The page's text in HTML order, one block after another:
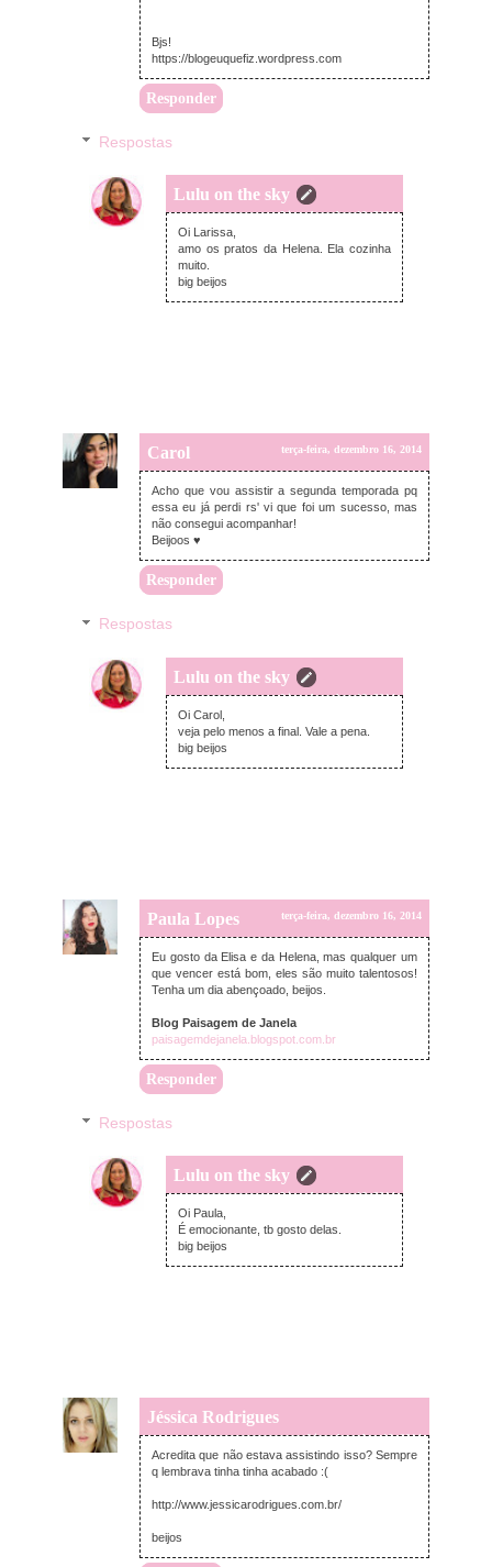
Bjs!
https://blogeuquefiz.wordpress.com
Responder
Respostas
Lulu on the sky
terça-feira, dezembro 16, 2014
Oi Larissa,
amo os pratos da Helena. Ela cozinha
muito.
big beijos
Carol terça-feira, dezembro 16, 2014
Acho que vou assistir a segunda temporada pq
essa eu já perdi rs' vi que foi um sucesso, mas
não consegui acompanhar!
Beijoos ♥
Responder
Respostas
Lulu on the sky
terça-feira, dezembro 16, 2014
Oi Carol,
veja pelo menos a final. Vale a pena.
big beijos
Paula Lopes terça-feira, dezembro 16, 2014
Eu gosto da Elisa e da Helena, mas qualquer um
que vencer está bom, eles são muito talentosos!
Tenha um dia abençoado, beijos.
Blog Paisagem de Janela
paisagemdejanela.blogspot.com.br
Responder
Respostas
Lulu on the sky
terça-feira, dezembro 16, 2014
Oi Paula,
É emocionante, tb gosto delas.
big beijos
Jéssica Rodrigues
terça-feira, dezembro 16, 2014
Acredita que não estava assistindo isso? Sempre
q lembrava tinha tinha acabado :(
http://www.jessicarodrigues.com.br/
beijos